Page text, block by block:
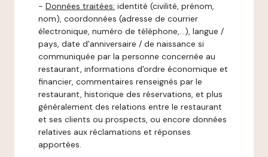
- Données traitées: identité (civilité, prénom,
nom), coordonnées (adresse de courrier
électronique, numéro de téléphone,…), langue /
pays, date d'anniversaire / de naissance si
communiquée par la personne concernée au
restaurant, informations d'ordre économique et
financier, commentaires renseignés par le
restaurant, historique des réservations, et plus
généralement des relations entre le restaurant
et ses clients ou prospects, ou encore données
relatives aux réclamations et réponses
apportées.